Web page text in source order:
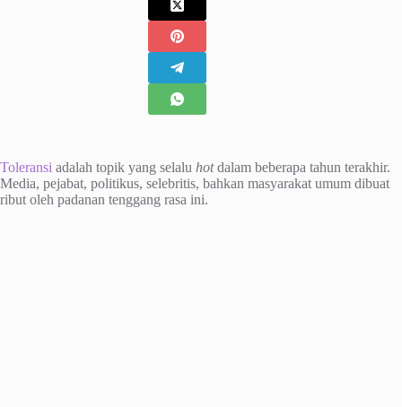
Toleransi adalah topik yang selalu hotdalam beberapa tahun terakhir.
Media, pejabat, politikus, selebritis, bahkan masyarakat umum dibuat
ribut oleh padanan tenggang rasa ini.